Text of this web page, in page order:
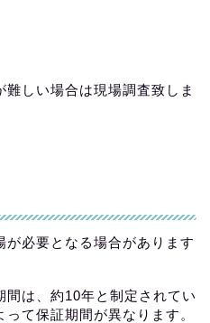
しい場合は現場調査致しま
が必要となる場合があります
間は、約10年と制定されてい
て保証期間が異なります。